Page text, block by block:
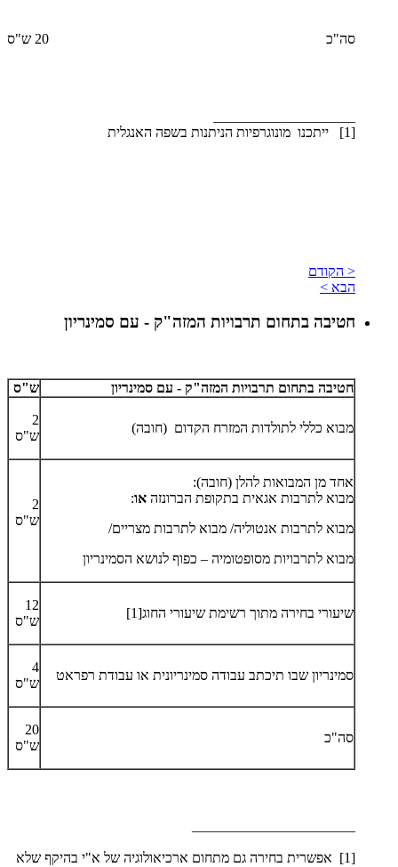
סה"כ 20 ש"ס
​[1] ייתכנו מונוגרפיות הניתנות בשפה האנגלית
< הקודם
הבא >
חטיבה בתחום תרבויות המזה"ק - עם סמינריון
חטיבה בתחום תרבויות המזה"ק - עם סמינריון ש"ס
מבוא כללי לתולדות המזרח הקדום (חובה)
2
ש"ס
אחד מן המבואות להלן (חובה):
מבוא לתרבות אגאית בתקופת הברונזה או:
מבוא לתרבות אנטוליה/ מבוא לתרבות מצריים/
​מבוא לתרבויות מסופטומיה – כפוף לנושא הסמינריון
2
ש"ס
שיעורי בחירה מתוך רשימת שיעורי החוג[1]
12
ש"ס
סמינריון שבו תיכתב עבודה סמינריונית או עבודת רפראט
4
ש"ס
סה"כ
20
ש"ס
[1] אפשרית בחירה גם מתחום ארכיאולוגיה של א"י בהיקף שלא